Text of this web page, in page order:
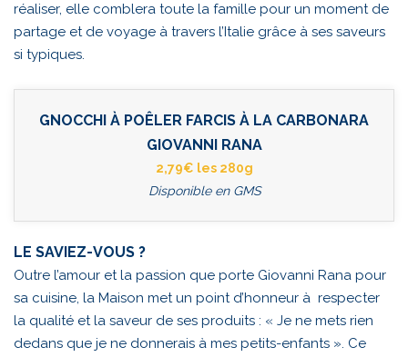
réaliser, elle comblera toute la famille pour un moment de
partage et de voyage à travers l’Italie grâce à ses saveurs
si typiques.
GNOCCHI À POÊLER FARCIS À LA CARBONARA
GIOVANNI RANA
2,79€ les 280g
Disponible en GMS
LE SAVIEZ-VOUS ?
Outre l’amour et la passion que porte Giovanni Rana pour
sa cuisine, la Maison met un point d’honneur à respecter
la qualité et la saveur de ses produits : « Je ne mets rien
dedans que je ne donnerais à mes petits-enfants ». Ce